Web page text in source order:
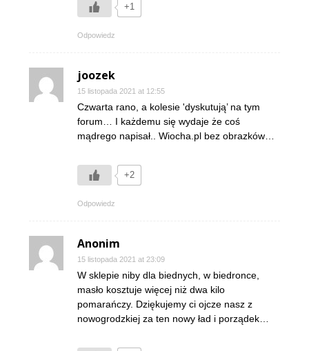
+1
Odpowiedz
joozek
15 listopada 2021 at 12:55
Czwarta rano, a kolesie 'dyskutują’ na tym
forum… I każdemu się wydaje że coś
mądrego napisał.. Wiocha.pl bez obrazków…
+2
Odpowiedz
Anonim
15 listopada 2021 at 23:09
W sklepie niby dla biednych, w biedronce,
masło kosztuje więcej niż dwa kilo
pomarańczy. Dziękujemy ci ojcze nasz z
nowogrodzkiej za ten nowy ład i porządek…